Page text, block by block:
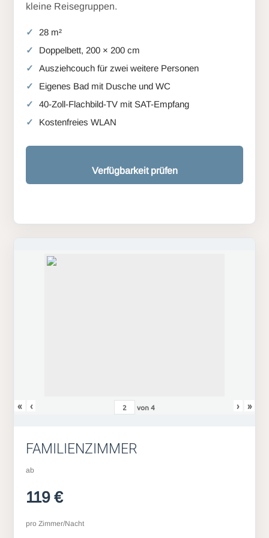
kleine Reisegruppen.
28 m²
Doppelbett, 200 × 200 cm
Ausziehcouch für zwei weitere Personen
Eigenes Bad mit Dusche und WC
40-Zoll-Flachbild-TV mit SAT-Empfang
Kostenfreies WLAN
Verfügbarkeit prüfen
« ‹ von4 › »
FAMILIENZIMMER
ab
119 €
pro Zimmer/Nacht